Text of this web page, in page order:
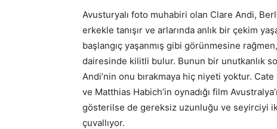
Avusturyalı foto muhabiri olan Clare Andi,
erkekle tanışır ve arlarında anlık bir çekim
başlangıç yaşanmış gibi görünmesine
dairesinde kilitli bulur. Bunun bir unutkanlık
Andi’nin onu bırakmaya hiç niyeti yoktur.
ve Matthias Habich’in oynadığı film
gösterilse de gereksiz uzunluğu ve seyirciyi
çuvallıyor.